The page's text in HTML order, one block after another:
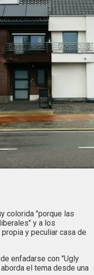
colorida "porque las
y a los
y peculiar casa de
enfadarse con "Ugly
el tema desde una